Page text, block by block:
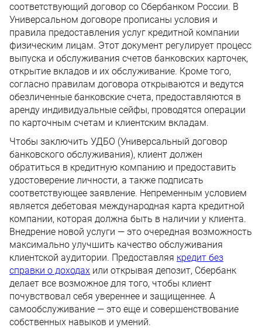
соответствующий договор со Сбербанком России. В
Универсальном договоре прописаны условия и
правила предоставления услуг кредитной компании
физическим лицам. Этот документ регулирует процесс
выпуска и обслуживания счетов банковских карточек,
открытие вкладов и их обслуживание. Кроме того,
согласно правилам договора открываются и ведутся
обезличенные банковские счета, предоставляются в
аренду индивидуальные сейфы, проводятся операции
по карточным счетам и клиентским вкладам.
Чтобы заключить УДБО (Универсальный договор
банковского обслуживания), клиент должен
обратиться в кредитную компанию и предоставить
удостоверение личности, а также подписать
соответствующее заявление. Непременным условием
является дебетовая международная карта кредитной
компании, которая должна быть в наличии у клиента.
Внедрение новой услуги — это очередная возможность
максимально улучшить качество обслуживания
клиентской аудитории. Предоставляя кредит без
справки о доходах или открывая депозит, Сбербанк
делает все возможное для того, чтобы клиент
почувствовал себя увереннее и защищеннее. А
самообслуживание — это еще и совершенствование
собственных навыков и умений.